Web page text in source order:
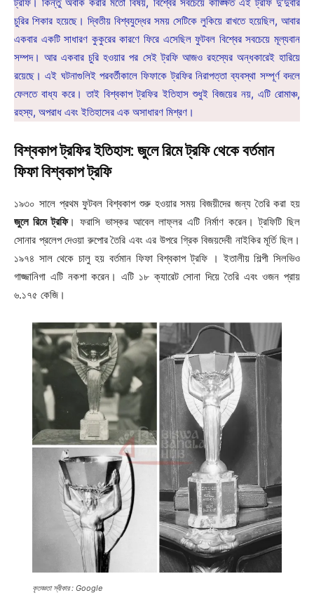
চুরির শিকার হয়েছে। দ্বিতীয় বিশ্বযুদ্ধের সময় সেটিকে লুকিয়ে রাখতে হয়েছিল, আবার
একবার একটি সাধারণ কুকুরের কারণে ফিরে এসেছিল ফুটবল বিশ্বের সবচেয়ে মূল্যবান
সম্পদ। আর একবার চুরি হওয়ার পর সেই ট্রফি আজও রহস্যের অন্ধকারেই হারিয়ে
রয়েছে। এই ঘটনাগুলিই পরবর্তীকালে ফিফাকে ট্রফির নিরাপত্তা ব্যবস্থা সম্পূর্ণ বদলে
ফেলতে বাধ্য করে। তাই বিশ্বকাপ ট্রফির ইতিহাস শুধুই বিজয়ের নয়, এটি রোমাঞ্চ,
রহস্য, অপরাধ এবং ইতিহাসের এক অসাধারণ মিশ্রণ।
বিশ্বকাপ ট্রফির ইতিহাস: জুলে রিমে ট্রফি থেকে বর্তমান
ফিফা বিশ্বকাপ ট্রফি
১৯৩০ সালে প্রথম ফুটবল বিশ্বকাপ শুরু হওয়ার সময় বিজয়ীদের জন্য তৈরি করা হয়
জুলে রিমে ট্রফি। ফরাসি ভাস্কর আবেল লাফ্লর এটি নির্মাণ করেন। ট্রফিটি ছিল
সোনার প্রলেপ দেওয়া রুপোর তৈরি এবং এর উপরে গ্রিক বিজয়দেবী নাইকির মূর্তি ছিল।
১৯৭৪ সাল থেকে চালু হয় বর্তমান ফিফা বিশ্বকাপ ট্রফি । ইতালীয় শিল্পী সিলভিও
গাজ্জানিগা এটি নকশা করেন। এটি ১৮ ক্যারেট সোনা দিয়ে তৈরি এবং ওজন প্রায়
৬.১৭৫ কেজি।
কৃতজ্ঞতা স্বীকার : Google